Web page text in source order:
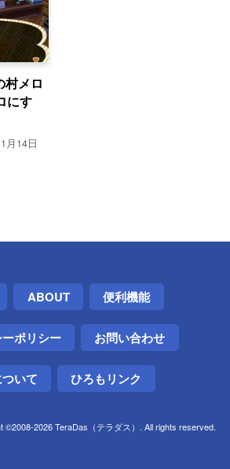
村メロ
にす
月14日
ABOUT 便利機能
ポリシー お問い合わせ
いて ひろもリンク
©2008-2026 TeraDas（テラダス）. All rights reserved.